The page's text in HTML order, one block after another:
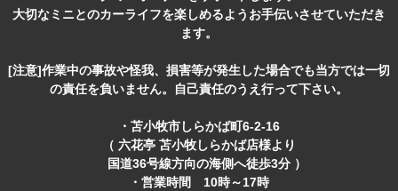
大切なミニとのカーライフを楽しめるようお手伝いさせていただき
ます。
[注意]作業中の事故や怪我、損害等が発生した場合でも当方では一切
の責任を負いません。自己責任のうえ行って下さい。
・苫小牧市しらかば町6-2-16
（ 六花亭 苫小牧しらかば店様より
国道36号線方向の海側へ徒歩3分 ）
・営業時間 10時～17時